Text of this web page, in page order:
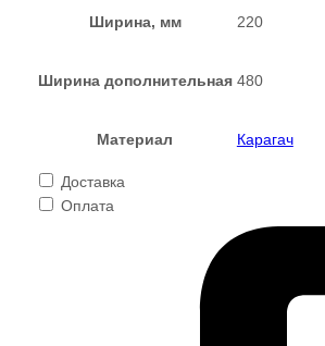
Ширина, мм 220
Ширина дополнительная 480
Материал Карагач
Доставка
Оплата